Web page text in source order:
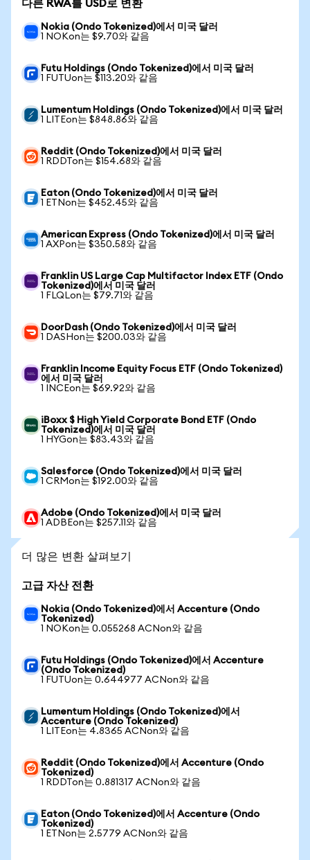
다른 RWA를 USD로 변환
Nokia (Ondo Tokenized)에서 미국 달러
1 NOKon는 $9.70와 같음
Futu Holdings (Ondo Tokenized)에서 미국 달러
1 FUTUon는 $113.20와 같음
Lumentum Holdings (Ondo Tokenized)에서 미국 달러
1 LITEon는 $848.86와 같음
Reddit (Ondo Tokenized)에서 미국 달러
1 RDDTon는 $154.68와 같음
Eaton (Ondo Tokenized)에서 미국 달러
1 ETNon는 $452.45와 같음
American Express (Ondo Tokenized)에서 미국 달러
1 AXPon는 $350.58와 같음
Franklin US Large Cap Multifactor Index ETF (Ondo
Tokenized)에서 미국 달러
1 FLQLon는 $79.71와 같음
DoorDash (Ondo Tokenized)에서 미국 달러
1 DASHon는 $200.03와 같음
Franklin Income Equity Focus ETF (Ondo Tokenized)
에서 미국 달러
1 INCEon는 $69.92와 같음
iBoxx $ High Yield Corporate Bond ETF (Ondo
Tokenized)에서 미국 달러
1 HYGon는 $83.43와 같음
Salesforce (Ondo Tokenized)에서 미국 달러
1 CRMon는 $192.00와 같음
Adobe (Ondo Tokenized)에서 미국 달러
1 ADBEon는 $257.11와 같음
더 많은 변환 살펴보기
고급 자산 전환
Nokia (Ondo Tokenized)에서 Accenture (Ondo
Tokenized)
1 NOKon는 0.055268 ACNon와 같음
Futu Holdings (Ondo Tokenized)에서 Accenture
(Ondo Tokenized)
1 FUTUon는 0.644977 ACNon와 같음
Lumentum Holdings (Ondo Tokenized)에서
Accenture (Ondo Tokenized)
1 LITEon는 4.8365 ACNon와 같음
Reddit (Ondo Tokenized)에서 Accenture (Ondo
Tokenized)
1 RDDTon는 0.881317 ACNon와 같음
Eaton (Ondo Tokenized)에서 Accenture (Ondo
Tokenized)
1 ETNon는 2.5779 ACNon와 같음